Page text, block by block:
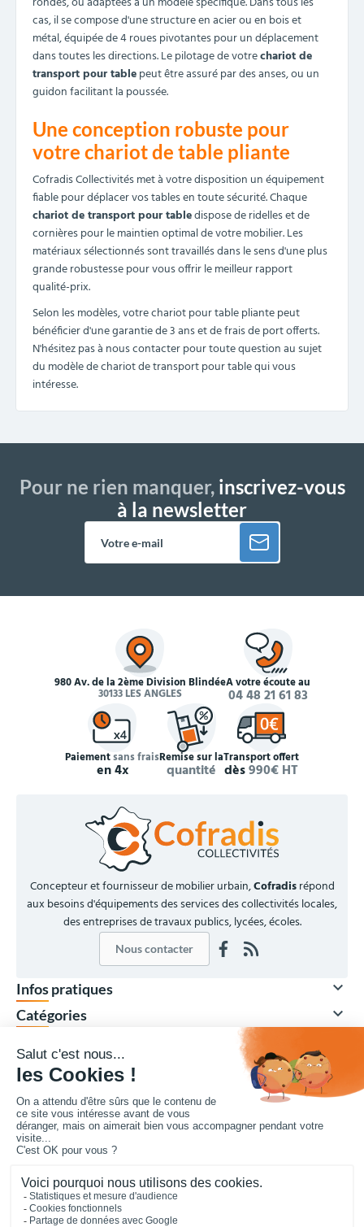
cas, il se compose d'une structure en acier ou en bois et
métal, équipée de 4 roues pivotantes pour un déplacement
dans toutes les directions. Le pilotage de votrechariot de
transport pour tablepeut être assuré par des anses, ou un
guidon facilitant la poussée.
Une conception robuste pour
votre chariot de table pliante
Cofradis Collectivités met à votre disposition un équipement
fiable pour déplacer vos tables en toute sécurité. Chaque
chariot de transport pour tabledispose de ridelles et de
cornières pour le maintien optimal de votre mobilier. Les
matériaux sélectionnés sont travaillés dans le sens d'une plus
grande robustesse pour vous offrir le meilleur rapport
qualité-prix.
Selon les modèles, votre chariot pour table pliante peut
bénéficier d'une garantie de 3 ans et de frais de port offerts.
N'hésitez pas à nous contacter pour toute question au sujet
du modèle de chariot de transport pour table qui vous
intéresse.
Pour ne rien manquer,inscrivez-vous
à la newsletter
980 Av. de la 2ème Division Blindée
30133 LES ANGLES
À votre écoute au
04 48 21 61 83
Paiementsans frais
en 4x
Remise sur la
quantité
Transport offert
dès990€ HT
Concepteur et fournisseur de mobilier urbain,Cofradisrépond
aux besoins d'équipements des services des collectivités locales,
des entreprises de travaux publics, lycées, écoles.
Nous contacter
Infos pratiques 
Catégories 
Votre compte 
Vos achats collectivités en ligne sécurisés 7 J/7